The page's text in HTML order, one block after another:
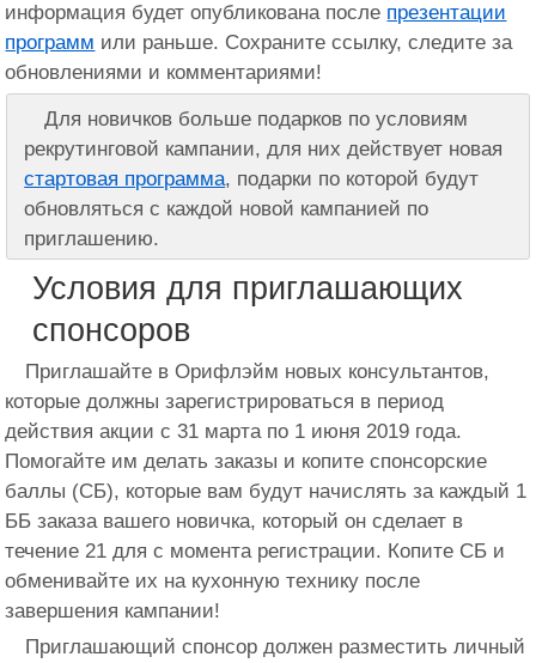
информация будет опубликована после презентации
программ или раньше. Сохраните ссылку, следите за
обновлениями и комментариями!
Для новичков больше подарков по условиям
рекрутинговой кампании, для них действует новая
стартовая программа, подарки по которой будут
обновляться с каждой новой кампанией по
приглашению.
Условия для приглашающих
спонсоров
Приглашайте в Орифлэйм новых консультантов,
которые должны зарегистрироваться в период
действия акции с 31 марта по 1 июня 2019 года.
Помогайте им делать заказы и копите спонсорские
баллы (СБ), которые вам будут начислять за каждый 1
ББ заказа вашего новичка, который он сделает в
течение 21 для с момента регистрации. Копите СБ и
обменивайте их на кухонную технику после
завершения кампании!
Приглашающий спонсор должен разместить личный